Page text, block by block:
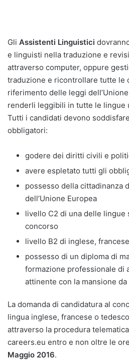
Gli Assistenti Linguistici
e linguisti nella traduzione e
attraverso computer, oppure
traduzione e ricontrollare tutte le
riferimento delle leggi
renderli leggibili in tutte le lingue
Tutti i candidati devono
obbligatori:
godere dei diritti civili e
avere espletato tutti gli
possesso della cittadinanza
dell’Unione Europea
livello C2 di una delle lingue
concorso
livello B2 di inglese,
possesso di un diploma di
formazione professionale di
attinente con la mansione
La domanda di candidatura al
lingua inglese, francese o
attraverso la procedura
careers.eu entro e non oltre le
Maggio 2016.